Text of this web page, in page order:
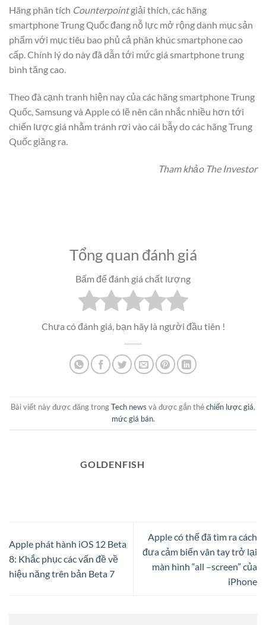
Hãng phân tích Counterpointgiải thích, các hãng
smartphone Trung Quốc đang nỗ lực mở rộng danh mục sản
phẩm với mục tiêu bao phủ cả phân khúc smartphone cao
cấp. Chính lý do này đã dẫn tới mức giá smartphone trung
bình tăng cao.
Theo đà cạnh tranh hiện nay của các hãng smartphone Trung
Quốc, Samsung và Apple có lẽ nên cân nhắc nhiều hơn tới
chiến lược giá nhằm tránh rơi vào cái bẫy do các hãng Trung
Quốc giăng ra.
Tham khảo The Investor
Tổng quan đánh giá
Bấm để đánh giá chất lượng
Chưa có đánh giá, bạn hãy là người đầu tiên !
Bài viết này được đăng trongTech news và được gắn thẻchiến lược giá,
mức giá bán.
GOLDENFISH
Apple phát hành iOS 12 Beta
8: Khắc phục các vấn đề về
hiệu năng trên bản Beta 7
Apple có thể đã tìm ra cách
đưa cảm biến vân tay trở lại
màn hình “all –screen” của
iPhone